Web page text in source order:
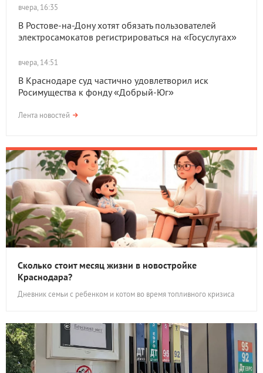
вчера, 16:35
В Ростове-на-Дону хотят обязать пользователей
электросамокатов регистрироваться на «Госуслугах»
вчера, 14:51
В Краснодаре суд частично удовлетворил иск
Росимущества к фонду «Добрый-Юг»
Лента новостей
Сколько стоит месяц жизни в новостройке
Краснодара?
Дневник семьи с ребенком и котом во время топливного кризиса